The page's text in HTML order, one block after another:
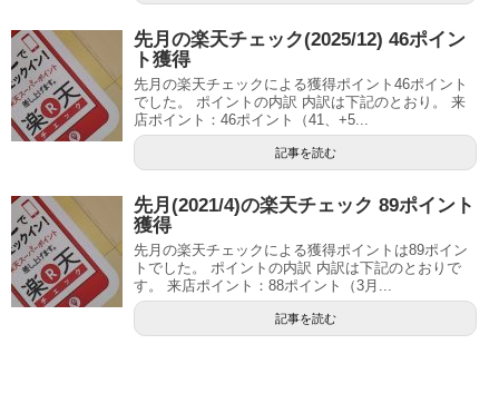
先月の楽天チェック(2025/12) 46ポイン
ト獲得
先月の楽天チェックによる獲得ポイント46ポイント
でした。 ポイントの内訳 内訳は下記のとおり。 来
店ポイント：46ポイント（41、+5...
記事を読む
先月(2021/4)の楽天チェック 89ポイント
獲得
先月の楽天チェックによる獲得ポイントは89ポイン
トでした。 ポイントの内訳 内訳は下記のとおりで
す。 来店ポイント：88ポイント（3月...
記事を読む